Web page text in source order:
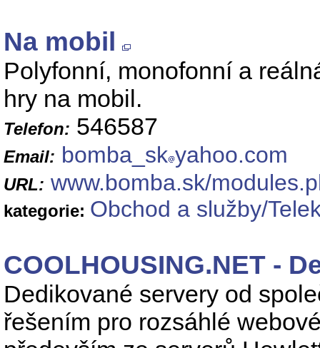
Na mobil
Polyfonní, monofonní a
hry na mobil.
Telefon: 546587
Email: bomba_sk yahoo.com
URL: www.bomba.sk/
kategorie: Obchod a služby/
COOLHOUSING.NET -
Dedikované servery od
řešením pro rozsáhlé